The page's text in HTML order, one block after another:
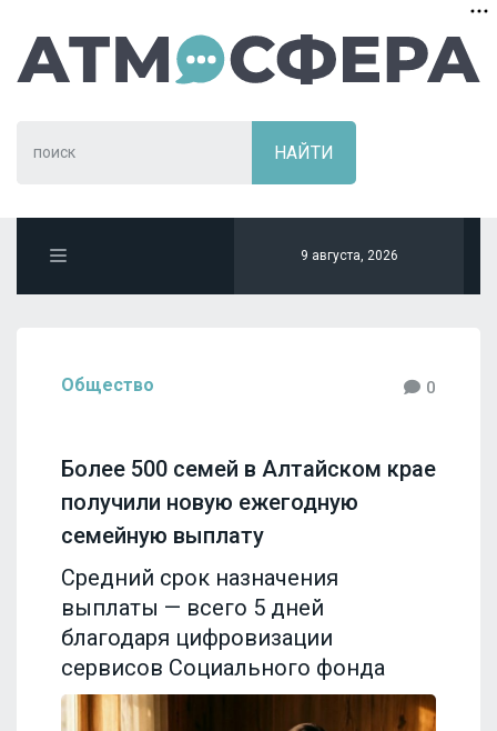
9 августа, 2026
Общество 0
Более 500 семей в Алтайском крае
получили новую ежегодную
семейную выплату
Средний срок назначения
выплаты — всего 5 дней
благодаря цифровизации
сервисов Социального фонда